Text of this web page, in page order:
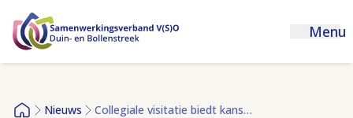
Menu
Nieuws Collegiale visitatie biedt kansen om verder te komen